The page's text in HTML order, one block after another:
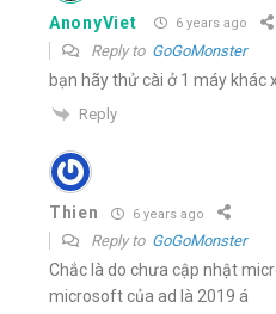
AnonyViet 6 years ago
Reply to GoGoMonster
bạn hãy thử cài ở 1 máy khác
Reply
Thien 6 years ago
Reply to GoGoMonster
Chắc là do chưa cập nhật
microsoft của ad là 2019 á